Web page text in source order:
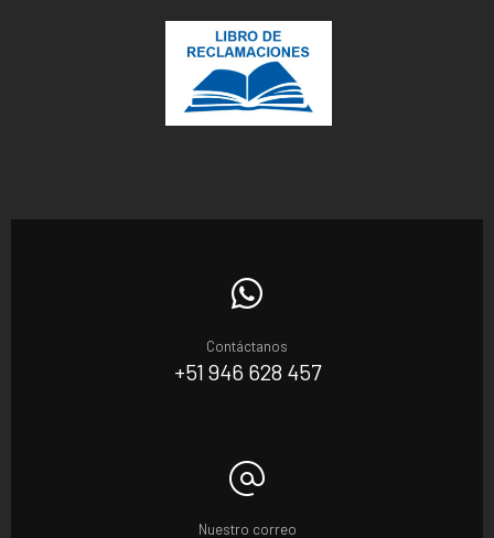
Contáctanos
+51 946 628 457
Nuestro correo